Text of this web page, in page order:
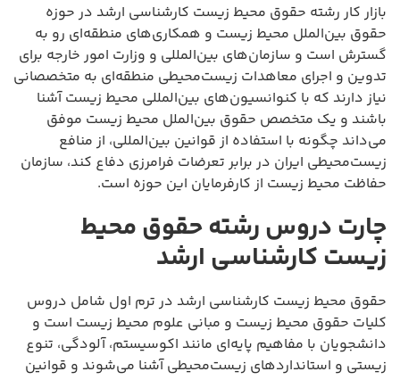
بازار کار رشته حقوق محیط زیست کارشناسی ارشد در حوزه
حقوق بین‌الملل محیط زیست و همکاری‌های منطقه‌ای رو به
گسترش است و سازمان‌های بین‌المللی و وزارت امور خارجه برای
تدوین و اجرای معاهدات زیست‌محیطی منطقه‌ای به متخصصانی
نیاز دارند که با کنوانسیون‌های بین‌المللی محیط زیست آشنا
باشند و یک متخصص حقوق بین‌الملل محیط زیست موفق
می‌داند چگونه با استفاده از قوانین بین‌المللی، از منافع
زیست‌محیطی ایران در برابر تعرضات فرامرزی دفاع کند، سازمان
حفاظت محیط زیست از کارفرمایان این حوزه است.
چارت دروس رشته حقوق محیط
زیست کارشناسی ارشد
حقوق محیط زیست کارشناسی ارشد در ترم اول شامل دروس
کلیات حقوق محیط زیست و مبانی علوم محیط زیست است و
دانشجویان با مفاهیم پایه‌ای مانند اکوسیستم، آلودگی، تنوع
زیستی و استانداردهای زیست‌محیطی آشنا می‌شوند و قوانین